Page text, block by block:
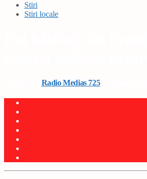
Stiri
Stiri locale
Radio Medias 725on 4 iunie 2026